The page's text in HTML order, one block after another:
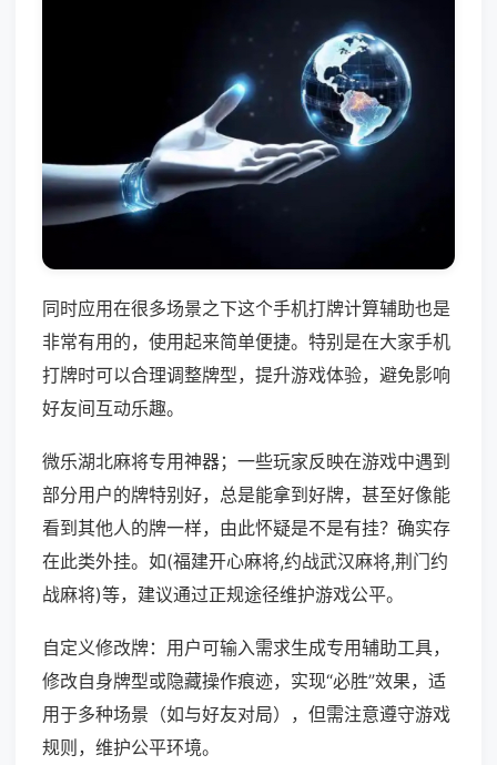
同时应用在很多场景之下这个手机打牌计算辅助也是
非常有用的，使用起来简单便捷。特别是在大家手机
打牌时可以合理调整牌型，提升游戏体验，避免影响
好友间互动乐趣。
微乐湖北麻将专用神器；一些玩家反映在游戏中遇到
部分用户的牌特别好，总是能拿到好牌，甚至好像能
看到其他人的牌一样，由此怀疑是不是有挂？确实存
在此类外挂。如(福建开心麻将,约战武汉麻将,荆门约
战麻将)等，建议通过正规途径维护游戏公平。
自定义修改牌：用户可输入需求生成专用辅助工具，
修改自身牌型或隐藏操作痕迹，实现“必胜”效果，适
用于多种场景（如与好友对局），但需注意遵守游戏
规则，维护公平环境。